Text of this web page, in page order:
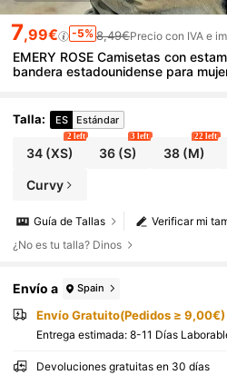
7,99€ -5% 8,49€Precio con IVA e
EMERY ROSE Camisetas con
bandera estadounidense para
Talla: ES Estándar
34(XS)
2 left
36 (S)
3 left
38(M)
22 left
Curvy
Verificar mi
Guía de Tallas
¿No es tu talla? Dinos
Envío a Spain
Envío Gratuito(Pedidos ≥ 9,00€)
Entrega estimada: 8-11 Días
Devoluciones gratuitas en 30 días